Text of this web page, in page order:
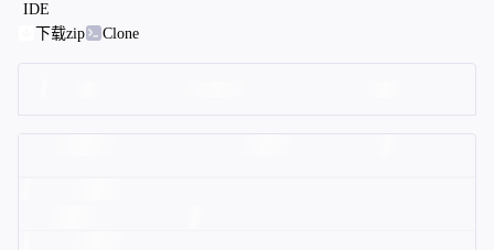
IDE
下载zip
Clone